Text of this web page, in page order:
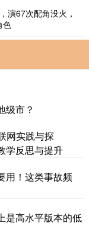
演67次配角没火，
色
级市？
网实践与探
学反思与提升
用！这类事故频
是高水平版本的低